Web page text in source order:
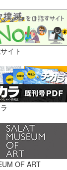
イト
OF ART